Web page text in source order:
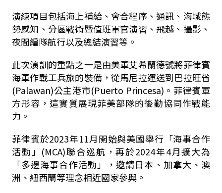
演練項目包括海上補給、會合程序、通訊、海域態
勢感知、分區戰術暨值班軍官演習、飛越、攝影、
夜間編隊航行以及總結演習等。
此次演訓的重點之一是由美軍艾希蘭德號將菲律賓
海軍作戰工兵旅的裝備，從馬尼拉運送到巴拉旺省
(Palawan)公主港市(Puerto Princesa)。菲律賓軍
方形容，這實質展現菲美部隊的後勤協同作戰能
力。
菲律賓於2023年11月開始與美國舉行「海事合作
活動」(MCA)聯合巡航，再於2024年4月擴大為
「多邊海事合作活動」，邀請日本、加拿大、澳
洲、紐西蘭等理念相近國家參與。